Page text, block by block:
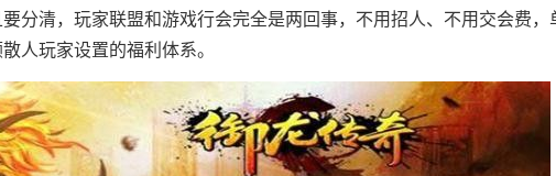
分清，玩家联盟和游戏行会完全是两回事，不用招人、不用交会费，
人玩家设置的福利体系。